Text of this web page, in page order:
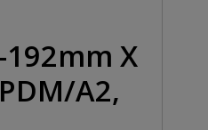
192mm X
A2,